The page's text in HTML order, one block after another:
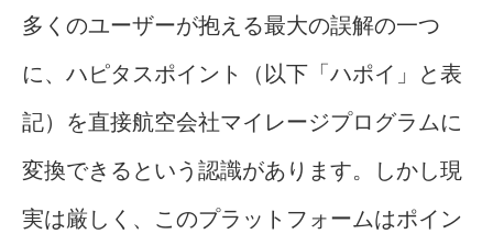
多くのユーザーが抱える最大の誤解の一つ
に、ハピタスポイント（以下「ハポイ」と表
記）を直接航空会社マイレージプログラムに
変換できるという認識があります。しかし現
実は厳しく、このプラットフォームはポイン